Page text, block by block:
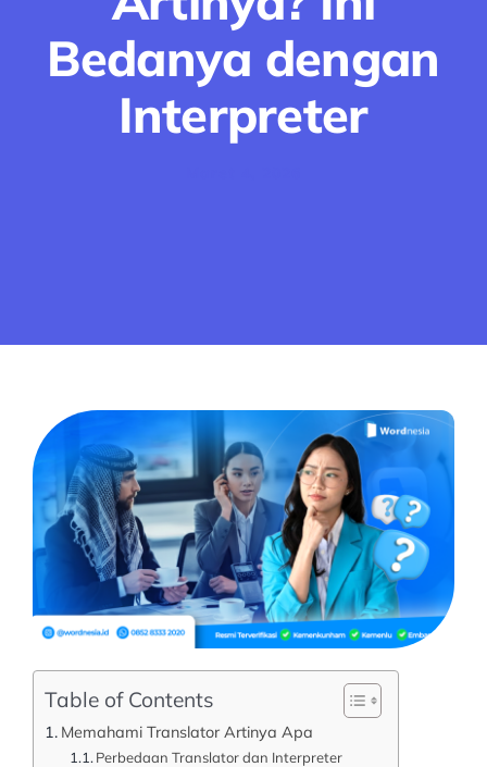
Bedanya dengan
Interpreter
Table of Contents
Memahami Translator Artinya Apa
Perbedaan Translator dan Interpreter